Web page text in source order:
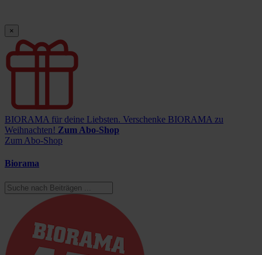
×
BIORAMA für deine Liebsten. Verschenke BIORAMA zu
Weihnachten! Zum Abo-Shop
Zum Abo-Shop
Biorama